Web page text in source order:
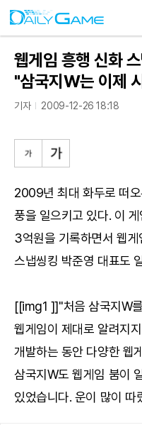
웹게임 흥행 신화
"삼국지W는 이제
기자 2009-12-26 18:18
2009년 최대 화두로 떠
풍을 일으키고 있다. 이
3억원을 기록하면서 웹
스냅씽킹 박준영 대표도
[[img1 ]]"처음 삼국지W
웹게임이 제대로 알려지
개발하는 동안 다양한 웹
삼국지W도 웹게임 붐이
있었습니다. 운이 많이 따